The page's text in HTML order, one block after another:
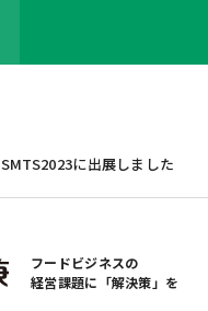
SMTS2023に出展しました
フードビジネスの
経営課題に「解決策」を